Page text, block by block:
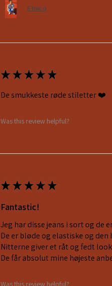
Etnico
★★★★★
De smukkeste røde stiletter ❤️
Was this review helpful?
★★★★★
Fantastic!
Jeg har disse jeans i sort og de
De er bløde og elastiske og
Nitterne giver et råt og fedt
De får absolut mine højeste
Was this review helpful?